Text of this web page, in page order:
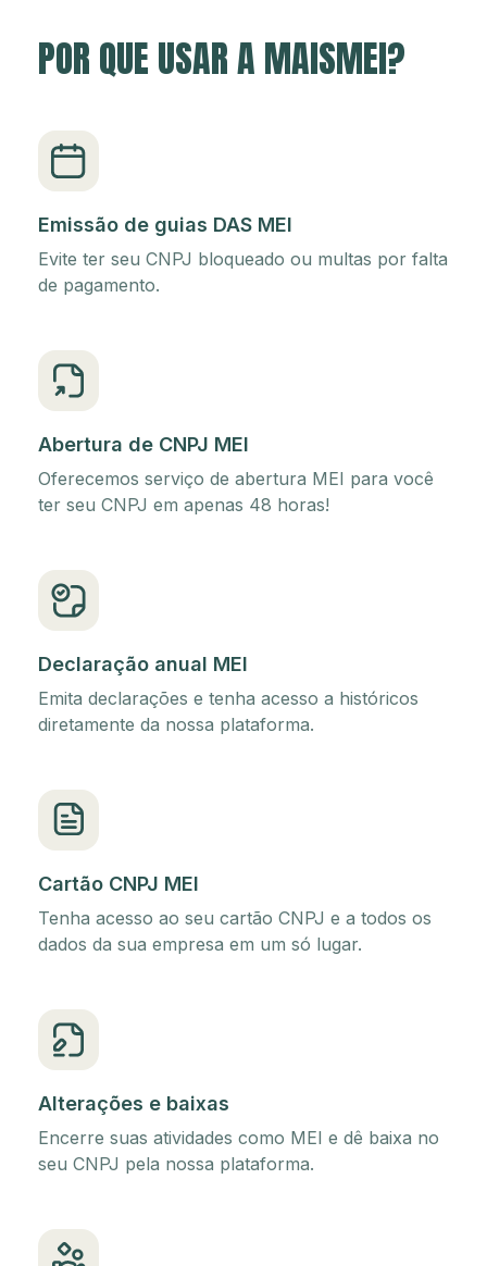
POR QUE USAR A MAISMEI?
Emissão de guias DAS MEI
Evite ter seu CNPJ bloqueado ou multas por falta
de pagamento.
Abertura de CNPJ MEI
Oferecemos serviço de abertura MEI para você
ter seu CNPJ em apenas 48 horas!
Declaração anual MEI
Emita declarações e tenha acesso a históricos
diretamente da nossa plataforma.
Cartão CNPJ MEI
Tenha acesso ao seu cartão CNPJ e a todos os
dados da sua empresa em um só lugar.
Alterações e baixas
Encerre suas atividades como MEI e dê baixa no
seu CNPJ pela nossa plataforma.